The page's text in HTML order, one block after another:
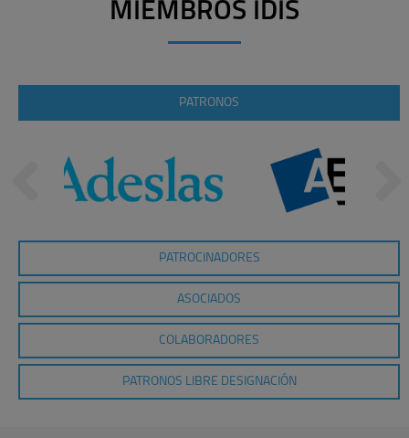
MIEMBROS IDIS
PATRONOS
PATROCINADORES
ASOCIADOS
COLABORADORES
PATRONOS LIBRE DESIGNACIÓN